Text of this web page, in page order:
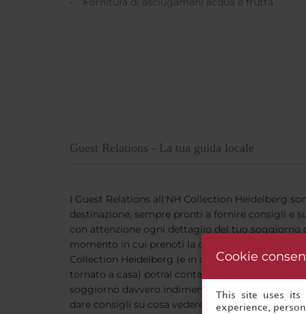
Guest Relations - La tua guida locale
I Guest Relations all'NH Collection Heidelberg
destinazione, sempre pronti a fornire consigli e
con attenzione ogni dettaglio del tuo soggiorno
momento in cui prenoti la camera fino al
Collection Heidelberg (e in alcuni casi, anche
tornato a casa) potrai contare su suggerimenti
soggiorno davvero indimenticabile. Che si tratti
dare consigli su cosa vedere e fare, i nostri
Cookie
This site uses its
experience,